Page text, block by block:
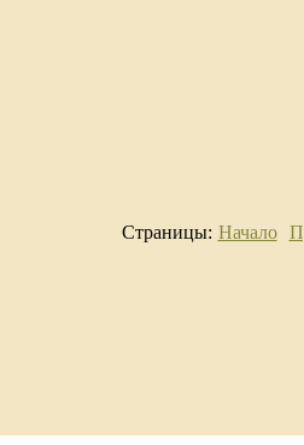
Страницы: Начало